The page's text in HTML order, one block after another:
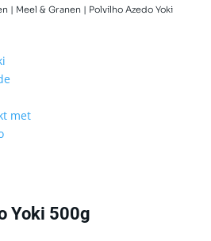
| Meel & Granen | Polvilho Azedo Yoki
Yoki 500g